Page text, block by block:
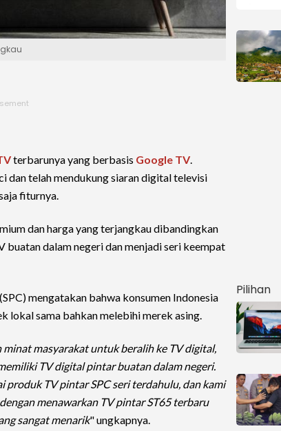
terbarunya yang berbasis Google TV.
dan telah mendukung siaran digital televisi
fiturnya.
dan harga yang terjangkau dibandingkan
buatan dalam negeri dan menjadi seri keempat
mengatakan bahwa konsumen Indonesia
lokal sama bahkan melebihi merek asing.
masyarakat untuk beralih ke TV digital,
TV digital pintar buatan dalam negeri.
produk TV pintar SPC seri terdahulu, dan kami
menawarkan TV pintar ST65 terbaru
sangat menarik" ungkapnya.
Pilihan